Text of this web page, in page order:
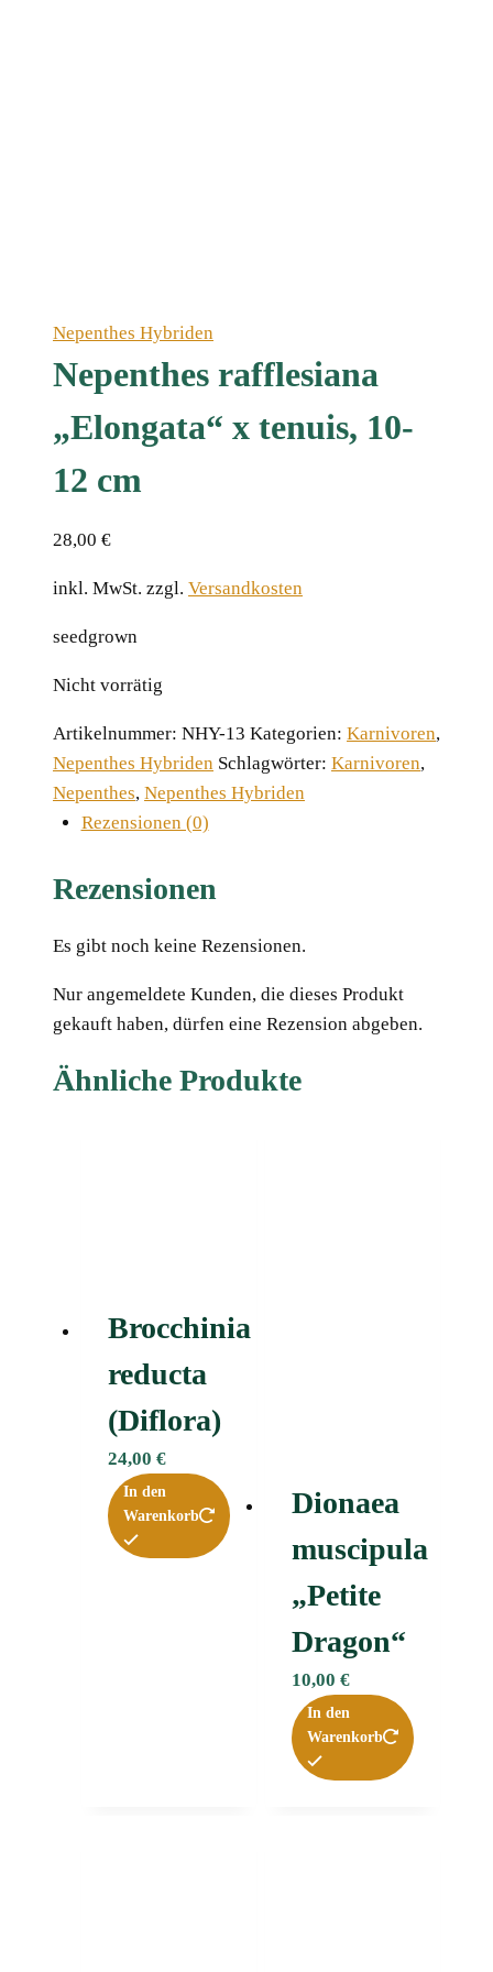
Nepenthes Hybriden
Nepenthes rafflesiana
„Elongata“ x tenuis, 10-
12 cm
28,00 €
inkl. MwSt. zzgl. Versandkosten
seedgrown
Nicht vorrätig
Artikelnummer: NHY-13 Kategorien: Karnivoren,
Nepenthes Hybriden Schlagwörter: Karnivoren,
Nepenthes, Nepenthes Hybriden
Rezensionen (0)
Rezensionen
Es gibt noch keine Rezensionen.
Nur angemeldete Kunden, die dieses Produkt
gekauft haben, dürfen eine Rezension abgeben.
Ähnliche Produkte
Brocchinia
reducta
(Diflora)
24,00 €
In den
Warenkorb
Dionaea
muscipula
„Petite
Dragon“
10,00 €
In den
Warenkorb